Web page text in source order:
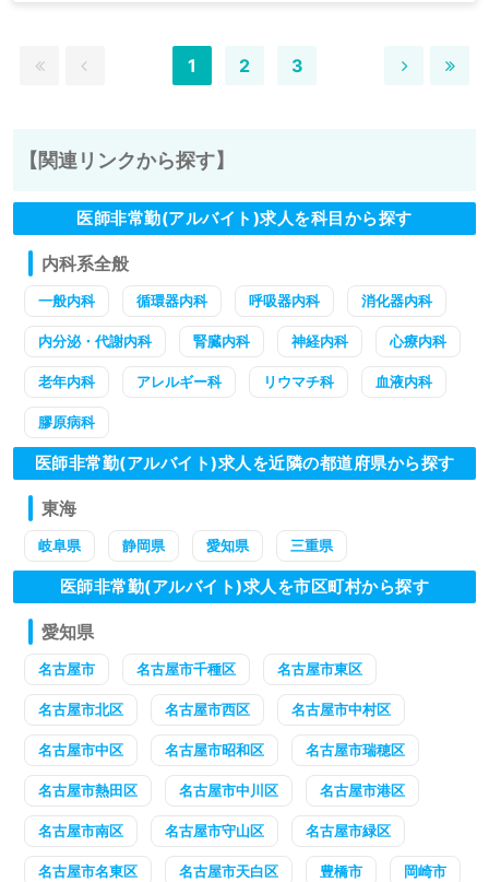
1 2 3
【関連リンクから探す】
医師非常勤(アルバイト)求人を科目から探す
内科系全般
一般内科 循環器内科 呼吸器内科 消化器内科
内分泌・代謝内科 腎臓内科 神経内科 心療内科
老年内科 アレルギー科 リウマチ科 血液内科
膠原病科
医師非常勤(アルバイト)求人を近隣の都道府県から探す
東海
岐阜県 静岡県 愛知県 三重県
医師非常勤(アルバイト)求人を市区町村から探す
愛知県
名古屋市 名古屋市千種区 名古屋市東区
名古屋市北区 名古屋市西区 名古屋市中村区
名古屋市中区 名古屋市昭和区 名古屋市瑞穂区
名古屋市熱田区 名古屋市中川区 名古屋市港区
名古屋市南区 名古屋市守山区 名古屋市緑区
名古屋市名東区 名古屋市天白区 豊橋市 岡崎市